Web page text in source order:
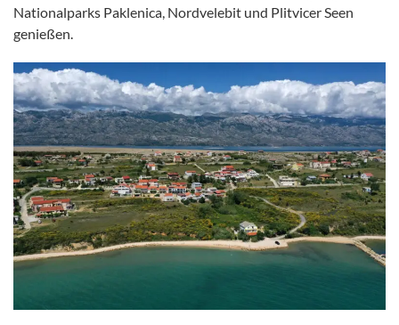
Nationalparks Paklenica, Nordvelebit und Plitvicer Seen
genießen.